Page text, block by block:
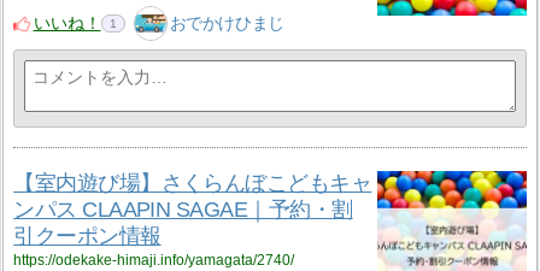
いいね！
1 おでかけひまじ
【室内遊び場】さくらんぼこどもキャ
ンパス CLAAPIN SAGAE｜予約・割
引クーポン情報
https://odekake-himaji.info/yamagata/2740/